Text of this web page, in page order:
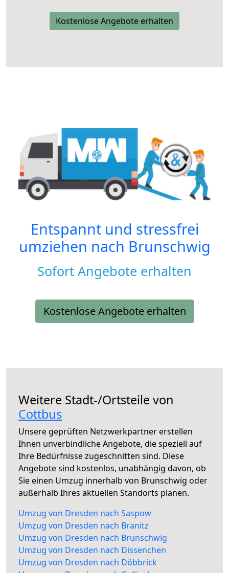
Kostenlose Angebote erhalten
Entspannt und stressfrei
umziehen nach Brunschwig
Sofort Angebote erhalten
Kostenlose Angebote erhalten
Weitere Stadt-/Ortsteile von
Cottbus
Unsere geprüften Netzwerkpartner erstellen
Ihnen unverbindliche Angebote, die speziell auf
Ihre Bedürfnisse zugeschnitten sind. Diese
Angebote sind kostenlos, unabhängig davon, ob
Sie einen Umzug innerhalb von Brunschwig oder
außerhalb Ihres aktuellen Standorts planen.
Umzug von Dresden nach Saspow
Umzug von Dresden nach Branitz
Umzug von Dresden nach Brunschwig
Umzug von Dresden nach Dissenchen
Umzug von Dresden nach Döbbrick